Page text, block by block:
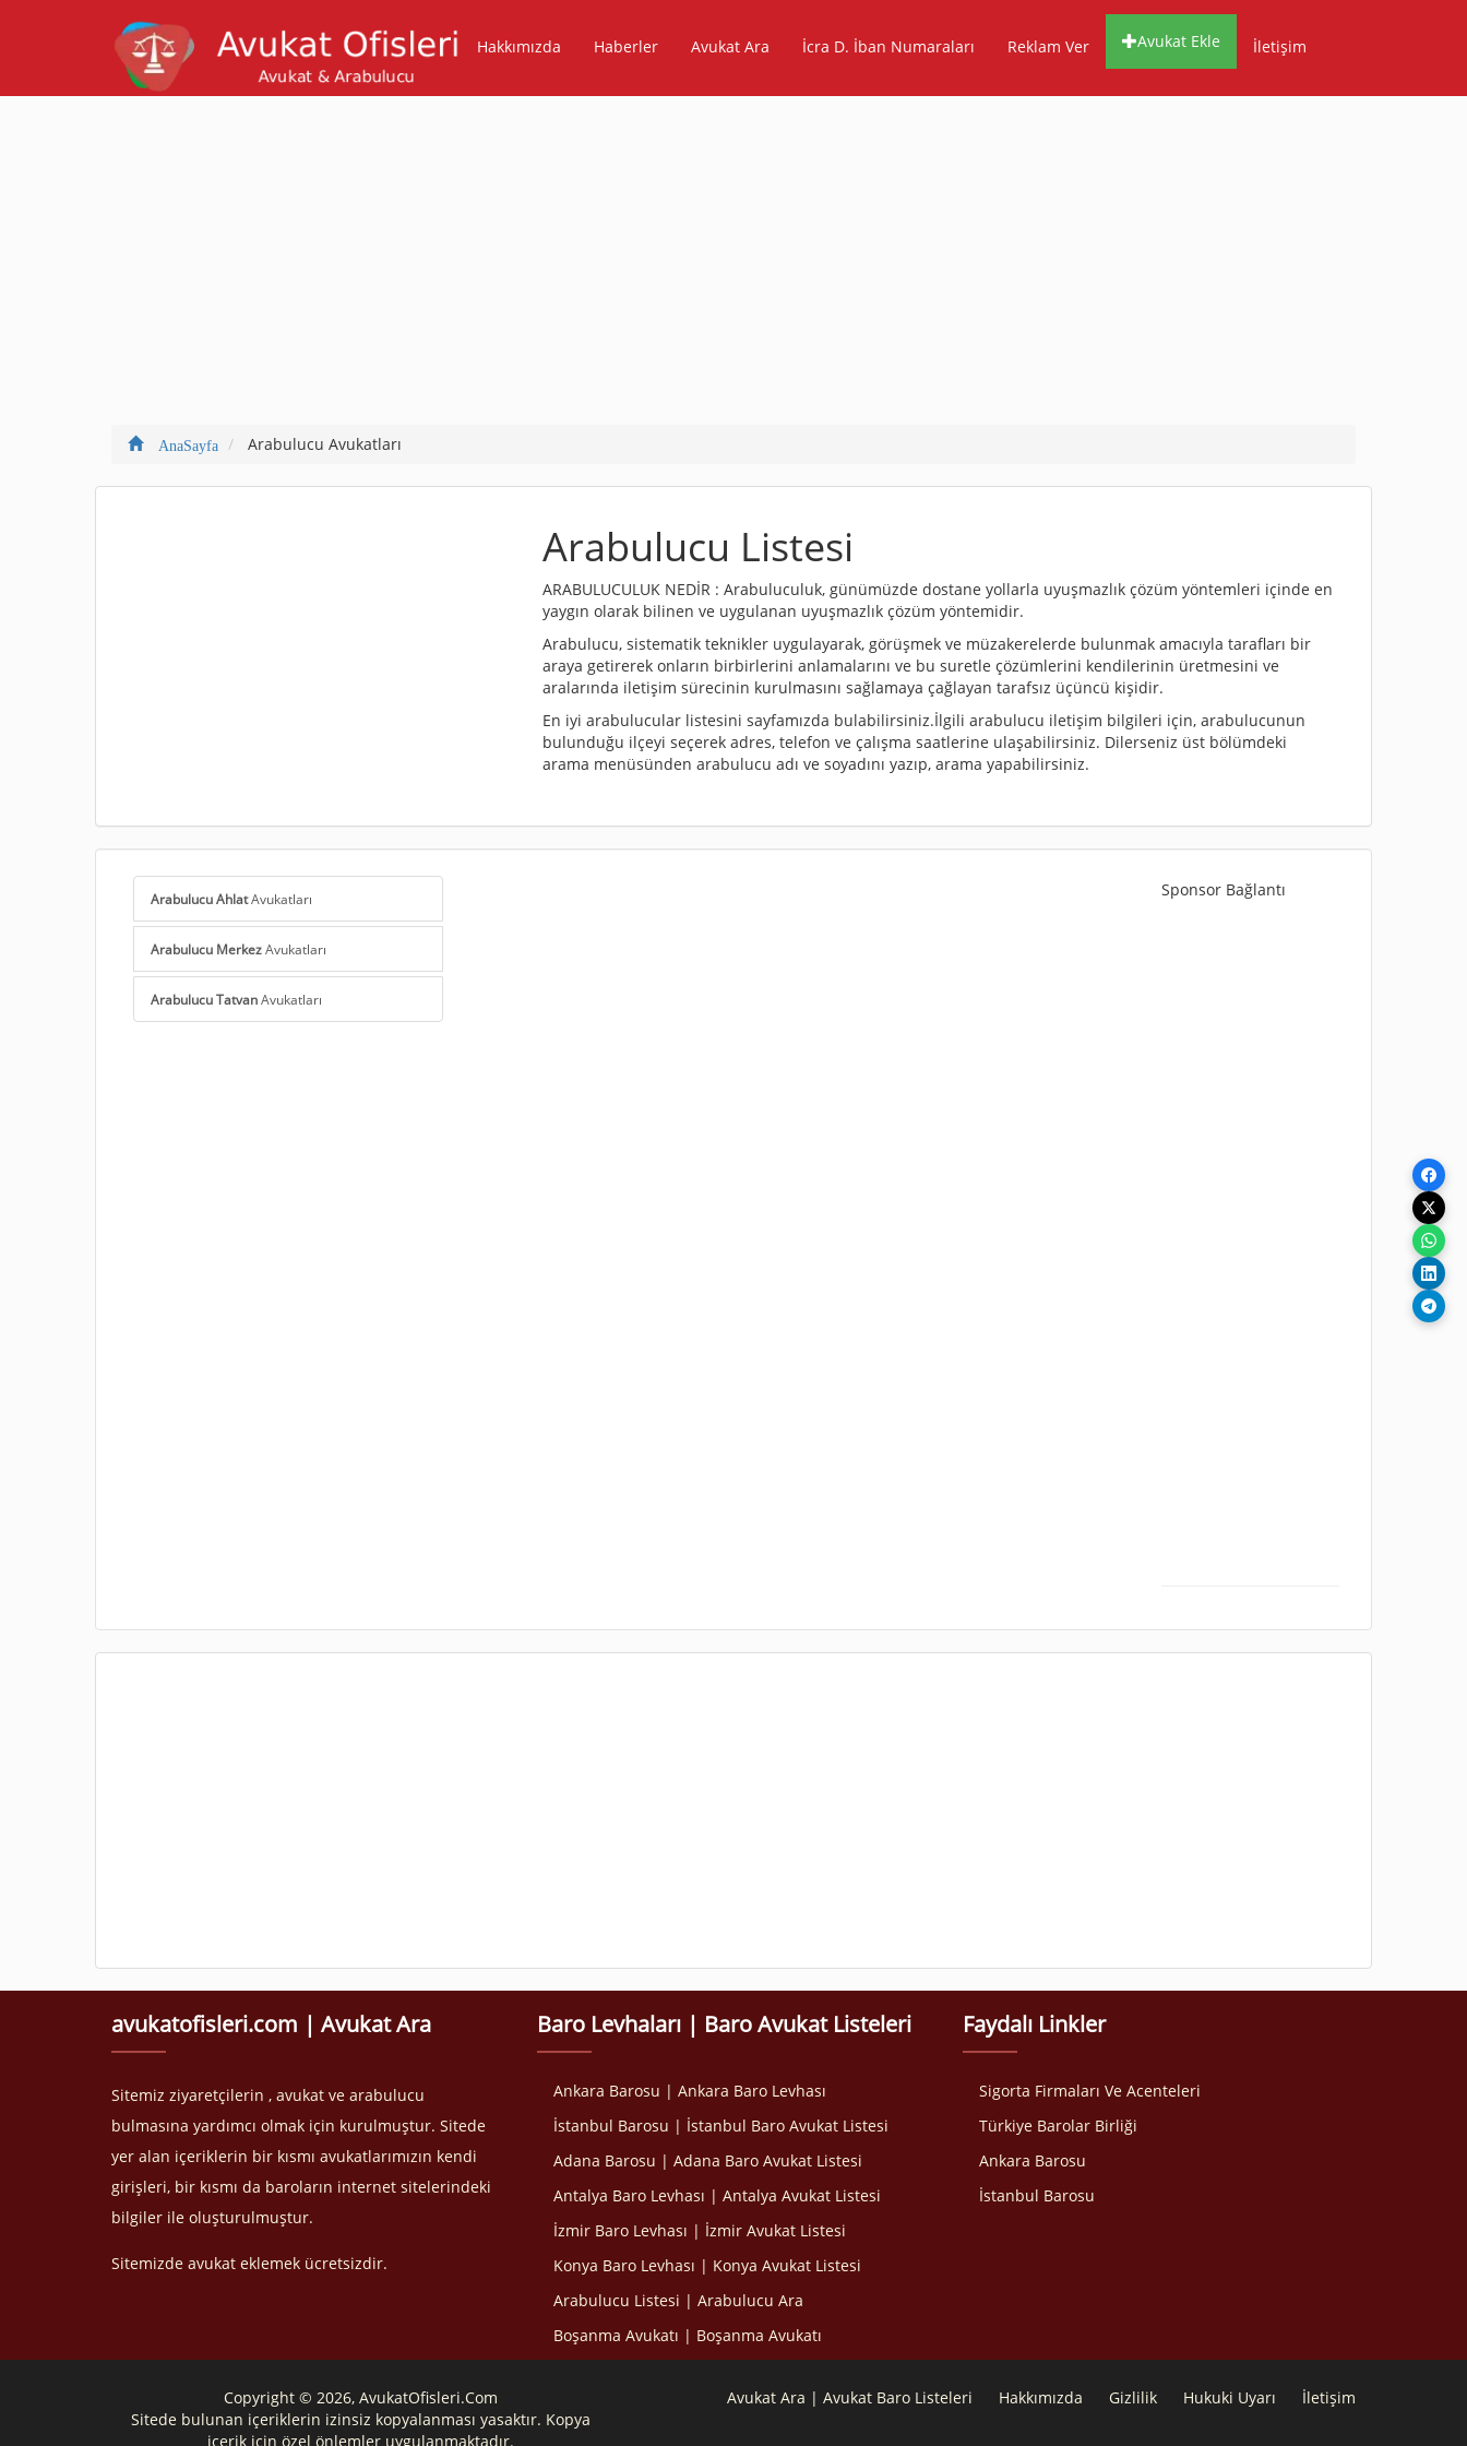
Hakkımızda Haberler Avukat Ara İcra D. İban Numaraları Reklam Ver Avukat Ekle İletişim
AnaSayfa Arabulucu Avukatları
Arabulucu Listesi
ARABULUCULUK NEDİR : Arabuluculuk, günümüzde dostane yollarla uyuşmazlık çözüm yöntemleri içinde en
yaygın olarak bilinen ve uygulanan uyuşmazlık çözüm yöntemidir.
Arabulucu, sistematik teknikler uygulayarak, görüşmek ve müzakerelerde bulunmak amacıyla tarafları bir
araya getirerek onların birbirlerini anlamalarını ve bu suretle çözümlerini kendilerinin üretmesini ve
aralarında iletişim sürecinin kurulmasını sağlamaya çağlayan tarafsız üçüncü kişidir.
En iyi arabulucular listesini sayfamızda bulabilirsiniz.İlgili arabulucu iletişim bilgileri için, arabulucunun
bulunduğu ilçeyi seçerek adres, telefon ve çalışma saatlerine ulaşabilirsiniz. Dilerseniz üst bölümdeki
arama menüsünden arabulucu adı ve soyadını yazıp, arama yapabilirsiniz.
Arabulucu AhlatAvukatları
Arabulucu MerkezAvukatları
Arabulucu TatvanAvukatları
Sponsor Bağlantı
avukatofisleri.com | Avukat Ara
Sitemiz ziyaretçilerin , avukat ve arabulucu
bulmasına yardımcı olmak için kurulmuştur. Sitede
yer alan içeriklerin bir kısmı avukatlarımızın kendi
girişleri, bir kısmı da baroların internet sitelerindeki
bilgiler ile oluşturulmuştur.
Sitemizde avukat eklemek ücretsizdir.
Baro Levhaları | Baro Avukat Listeleri
Ankara Barosu | Ankara Baro Levhası
İstanbul Barosu | İstanbul Baro Avukat Listesi
Adana Barosu | Adana Baro Avukat Listesi
Antalya Baro Levhası | Antalya Avukat Listesi
İzmir Baro Levhası | İzmir Avukat Listesi
Konya Baro Levhası | Konya Avukat Listesi
Arabulucu Listesi | Arabulucu Ara
Boşanma Avukatı | Boşanma Avukatı
Faydalı Linkler
Sigorta Firmaları Ve Acenteleri
Türkiye Barolar Birliği
Ankara Barosu
İstanbul Barosu
Copyright © 2026, AvukatOfisleri.Com
Sitede bulunan içeriklerin izinsiz kopyalanması yasaktır. Kopya
içerik için özel önlemler uygulanmaktadır.
Avukat Ara | Avukat Baro Listeleri Hakkımızda Gizlilik Hukuki Uyarı İletişim